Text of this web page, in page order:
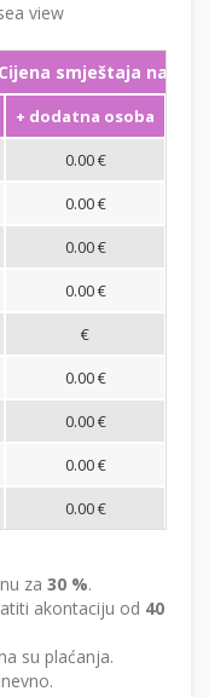
view
Cijena smještaja na noć
+ dodatna osoba
0.00 €
0.00 €
0.00 €
0.00 €
€
0.00 €
0.00 €
0.00 €
0.00 €
za 30 %.
akontaciju od 40
su plaćanja.